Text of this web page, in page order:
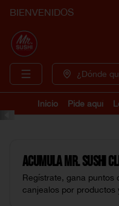
BIENVENIDOS
¿Dónde
Inicio Pide aquí
AcumulaMr. Sushi
Regístrate, gana puntos
canjealos por productos